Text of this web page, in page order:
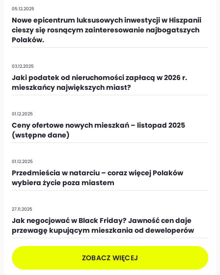
05.12.2025
Nowe epicentrum luksusowych inwestycji w Hiszpanii
cieszy się rosnącym zainteresowanie najbogatszych
Polaków.
03.12.2025
Jaki podatek od nieruchomości zapłacą w 2026 r.
mieszkańcy największych miast?
01.12.2025
Ceny ofertowe nowych mieszkań – listopad 2025
(wstępne dane)
01.12.2025
Przedmieścia w natarciu – coraz więcej Polaków
wybiera życie poza miastem
27.11.2025
Jak negocjować w Black Friday? Jawność cen daje
przewagę kupującym mieszkania od deweloperów
ZOBACZ WIĘCEJ